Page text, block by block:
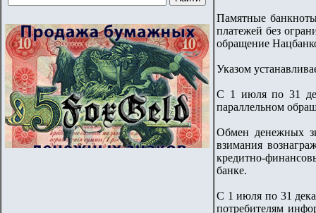
Памятные
платежей без
обращение
Указом
С 1 июля по 31
параллельном
Обмен денежных
взимания
кредитно-
банке.
С 1 июля по 31
потребителям